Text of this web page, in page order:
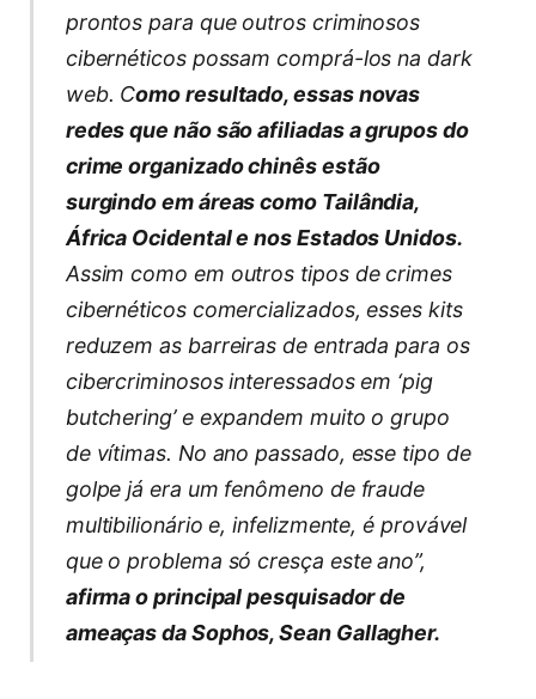
prontos para que outros criminosos
cibernéticos possam comprá-los na dark
web. Como resultado, essas novas
redes que não são afiliadas a grupos do
crime organizado chinês estão
surgindo em áreas como Tailândia,
África Ocidental e nos Estados Unidos.
Assim como em outros tipos de crimes
cibernéticos comercializados, esses kits
reduzem as barreiras de entrada para os
cibercriminosos interessados em ‘pig
butchering’ e expandem muito o grupo
de vítimas. No ano passado, esse tipo de
golpe já era um fenômeno de fraude
multibilionário e, infelizmente, é provável
que o problema só cresça este ano”,
afirma o principal pesquisador de
ameaças da Sophos, Sean Gallagher.